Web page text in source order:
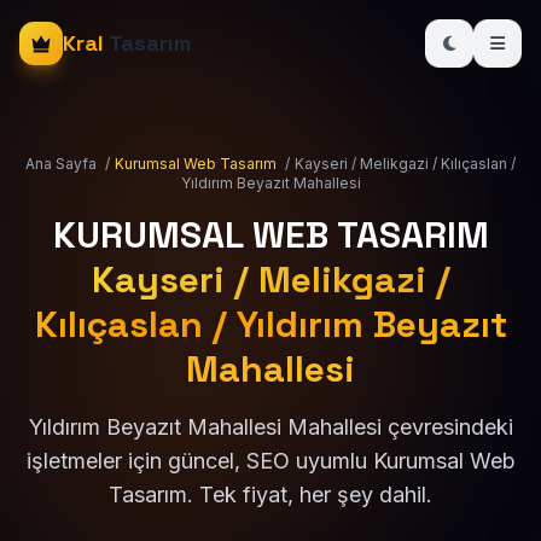
Kral Tasarım
Ana Sayfa / Kurumsal Web Tasarım / Kayseri / Melikgazi / Kılıçaslan /
Yıldırım Beyazıt Mahallesi
KURUMSAL WEB TASARIM
Kayseri / Melikgazi /
Kılıçaslan / Yıldırım Beyazıt
Mahallesi
Yıldırım Beyazıt Mahallesi Mahallesi çevresindeki
işletmeler için güncel, SEO uyumlu Kurumsal Web
Tasarım. Tek fiyat, her şey dahil.